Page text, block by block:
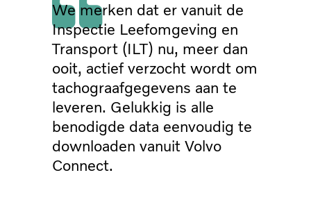
We merken dat er vanuit de
Inspectie Leefomgeving en
Transport (ILT) nu, meer dan
ooit, actief verzocht wordt om
tachograafgegevens aan te
leveren. Gelukkig is alle
benodigde data eenvoudig te
downloaden vanuit Volvo
Connect.